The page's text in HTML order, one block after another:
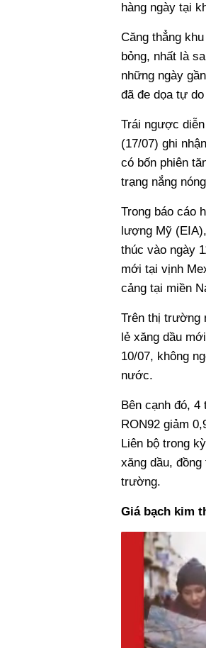
hàng ngày tại
Căng thẳng
bỏng, nhất là
những ngày
đã đe dọa tự
Trái ngược
(17/07) ghi
có bốn phiên
trạng nắng
Trong báo cáo
lượng Mỹ
thúc vào ngày
mới tại vịnh
cảng tại miền
Trên thị trường
lẻ xăng dầu
10/07, không
nước.
Bên cạnh đó, 4
RON92 giảm
Liên bộ trong
xăng dầu,
trường.
Giá bạch kim